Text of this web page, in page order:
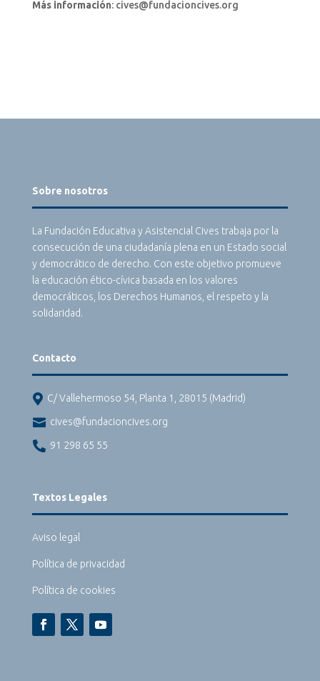
Más información: cives@fundacioncives.org
Sobre nosotros
La Fundación Educativa y Asistencial Cives trabaja por la
consecución de una ciudadanía plena en un Estado social
y democrático de derecho. Con este objetivo promueve
la educación ético-cívica basada en los valores
democráticos, los Derechos Humanos, el respeto y la
solidaridad.
Contacto
 C/ Vallehermoso 54, Planta 1, 28015 (Madrid)
 cives@fundacioncives.org
 91 298 65 55
Textos Legales
Aviso legal
Política de privacidad
Política de cookies